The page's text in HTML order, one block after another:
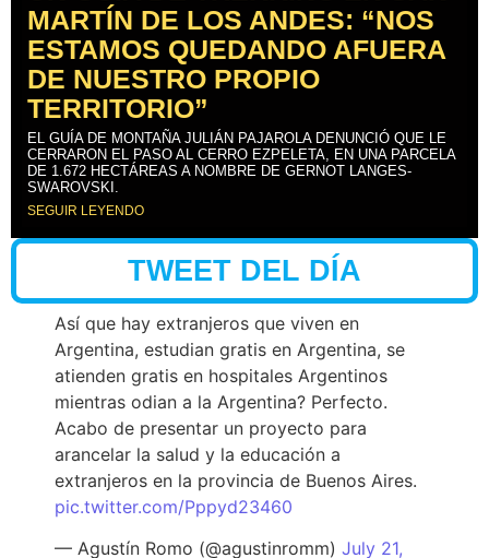
MARTÍN DE LOS ANDES: “NOS
ESTAMOS QUEDANDO AFUERA
DE NUESTRO PROPIO
TERRITORIO”
EL GUÍA DE MONTAÑA JULIÁN PAJAROLA DENUNCIÓ QUE LE
CERRARON EL PASO AL CERRO EZPELETA, EN UNA PARCELA
DE 1.672 HECTÁREAS A NOMBRE DE GERNOT LANGES-
SWAROVSKI.
SEGUIR LEYENDO
TWEET DEL DÍA
Así que hay extranjeros que viven en
Argentina, estudian gratis en Argentina, se
atienden gratis en hospitales Argentinos
mientras odian a la Argentina? Perfecto.
Acabo de presentar un proyecto para
arancelar la salud y la educación a
extranjeros en la provincia de Buenos Aires.
pic.twitter.com/Pppyd23460
— Agustín Romo (@agustinromm) July 21,